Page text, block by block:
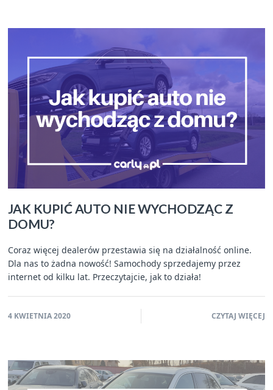
JAK KUPIĆ AUTO NIE WYCHODZĄC Z
DOMU?
Coraz więcej dealerów przestawia się na działalność online.
Dla nas to żadna nowość! Samochody sprzedajemy przez
internet od kilku lat. Przeczytajcie, jak to działa!
4 KWIETNIA 2020 CZYTAJ WIĘCEJ